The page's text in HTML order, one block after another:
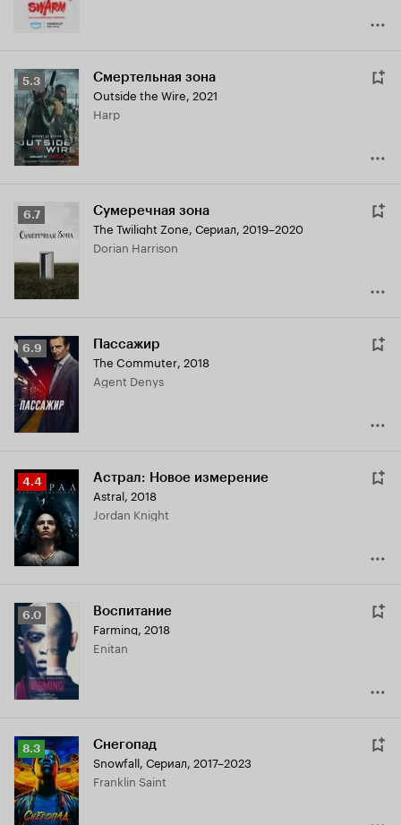
Рейтинг
Кинопоиска
5.3
5.3 Смертельная зона
Outside the Wire, 2021
Harp
Рейтинг
Кинопоиска
6.7 Сумеречная зона
The Twilight Zone, Сериал, 2019–2020
Dorian Harrison
Рейтинг
Кинопоиска
6.9
6.9 Пассажир
The Commuter, 2018
Agent Denys
Рейтинг
Кинопоиска
4.4
4.4 Астрал: Новое измерение
Astral, 2018
Jordan Knight
Рейтинг
Кинопоиска
6.0
6.0 Воспитание
Farming, 2018
Enitan
Рейтинг
Кинопоиска
8.3
8.3 Снегопад
Snowfall, Сериал, 2017–2023
Franklin Saint